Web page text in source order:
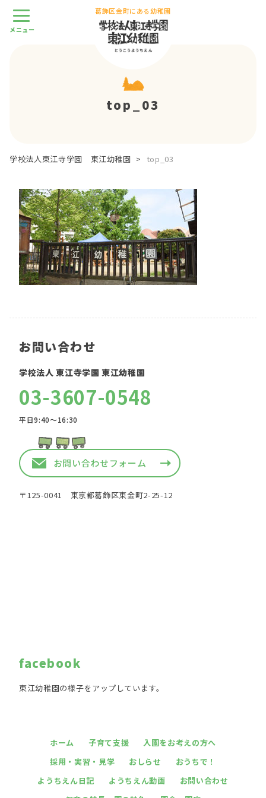
葛飾区金町にある幼稚園
top_03
学校法人東江寺学園 東江幼稚園 > top_03
お問い合わせ
学校法人 東江寺学園 東江幼稚園
03-3607-0548
平日9:40〜16:30
お問い合わせフォーム
〒125-0041 東京都葛飾区東金町2-25-12
facebook
東江幼稚園の様子をアップしています。
ホーム 子育て支援
入園をお考えの方へ
採用・実習・見学
おしらせ
おうちで！
ようちえん日記
ようちえん動画
お問い合わせ